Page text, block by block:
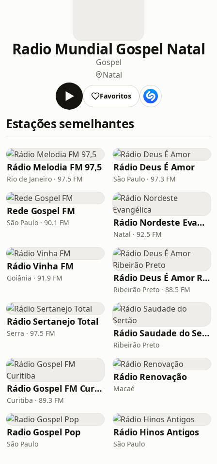
Radio Mundial Gospel Natal
Gospel
Natal
Favoritos
Estações semelhantes
Rádio Melodia FM 97,5
Rio de Janeiro · 97.5 FM
Rádio Deus É Amor
São Paulo · 97.3 FM
Rede Gospel FM
São Paulo · 90.1 FM Rádio Nordeste Evangélica
Natal · 92.5 FM
Rádio Vinha FM
Goiânia · 91.9 FM Rádio Deus É Amor Ribeirão Preto
Ribeirão Preto · 88.5 FM
Rádio Sertanejo Total
Serra · 97.5 FM Rádio Saudade do Sertão
Ribeirão Preto
Rádio Gospel FM Curitiba
Curitiba · 89.3 FM
Rádio Renovação
Macaé
Radio Gospel Pop
São Paulo
Rádio Hinos Antigos
São Paulo